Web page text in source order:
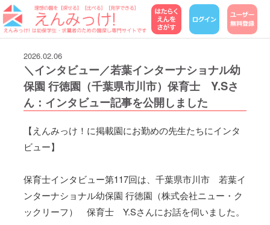
2026.02.06
＼インタビュー／若葉インターナショナル幼
保園 行徳園（千葉県市川市）保育士 Y.Sさ
ん：インタビュー記事を公開しました
【えんみっけ！に掲載園にお勤めの先生たちにインタ
ビュー】
保育士インタビュー第117回は、千葉県市川市 若葉イ
ンターナショナル幼保園 行徳園（株式会社ニュー・ク
ックリーフ） 保育士 Y.Sさんにお話を伺いました。